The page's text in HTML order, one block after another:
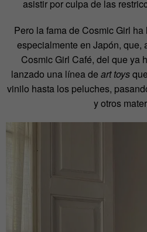
asistir por culpa de las
Pero la fama de Cosmic Girl
especialmente en Japón, que,
Cosmic Girl Café, del que ya
lanzado una línea de art toys
vinilo hasta los peluches,
y otros